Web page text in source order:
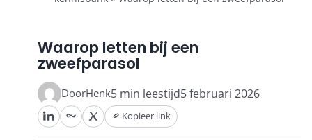
Stokparasols
Zweefparasols
Waarop letten bij een
zweefparasol
DoorHenk5 min leestijd5 februari 2026
Kopieer link